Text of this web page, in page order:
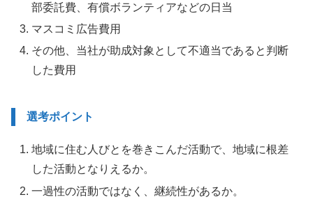
部委託費、有償ボランティアなどの日当
マスコミ広告費用
その他、当社が助成対象として不適当であると判断
した費用
選考ポイント
地域に住む人びとを巻きこんだ活動で、地域に根差
した活動となりえるか。
一過性の活動ではなく、継続性があるか。